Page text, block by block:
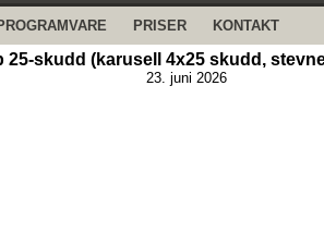
PRISER KONTAKT
25-skudd (karusell 4x25 skudd, stevne
23. juni 2026